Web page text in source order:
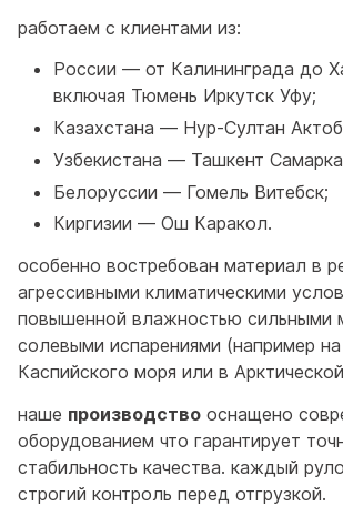
работаем с клиентами из:
России — от Калининграда до
включая Тюмень Иркутск Уфу;
Казахстана — Нур-Султан
Узбекистана — Ташкент
Белоруссии — Гомель Витебск;
Киргизии — Ош Каракол.
особенно востребован материал в
агрессивными климатическими
повышенной влажностью сильными
солевыми испарениями (например
Каспийского моря или в
наше производство оснащено
оборудованием что гарантирует
стабильность качества. каждый
строгий контроль перед отгрузкой.